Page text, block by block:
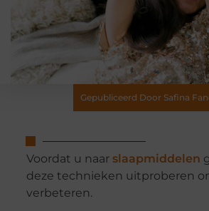
Gepubliceerd Door Safina
Voordat u naar slaapmiddelen
deze technieken uitproberen
verbeteren.